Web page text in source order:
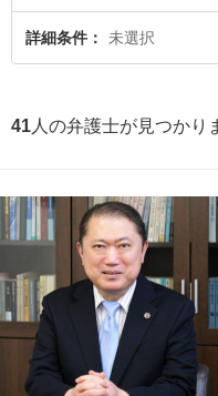
スのトラブル解決の実績豊富な近
歯科治療ミスを法律相談できる
詳細条件 未選択
41 人の弁護士が見つかり